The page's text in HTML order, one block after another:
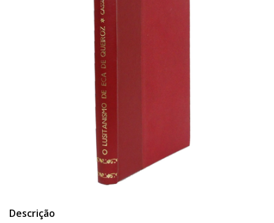
Descrição